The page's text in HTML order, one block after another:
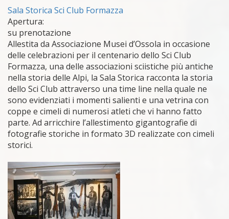
scur...
fantastici!"
Sala Storica Sci Club Formazza
Apertura:
su prenotazione
Allestita da Associazione Musei d’Ossola in occasione
delle celebrazioni per il centenario dello Sci Club
Formazza, una delle associazioni sciistiche più antiche
nella storia delle Alpi, la Sala Storica racconta la storia
dello Sci Club attraverso una time line nella quale ne
sono evidenziati i momenti salienti e una vetrina con
coppe e cimeli di numerosi atleti che vi hanno fatto
parte. Ad arricchire l’allestimento gigantografie di
fotografie storiche in formato 3D realizzate con cimeli
storici.